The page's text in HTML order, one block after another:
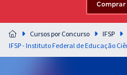
Residências
Preparação completa e intensiva
residências em saúde do Brasil
Comprar
Cursos por Concurso
IFSP